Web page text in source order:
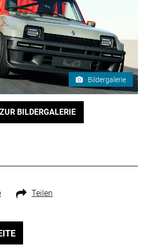
Bildergalerie
ZUR BILDERGALERIE
Teilen